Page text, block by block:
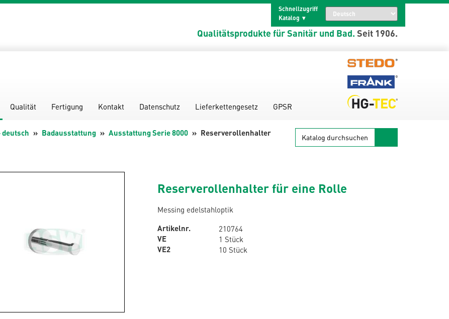
Schnellzugriff
Katalog
Qualitätsprodukte für Sanitär und Bad. Seit 1906.
Qualität Fertigung Kontakt Datenschutz Lieferkettengesetz GPSR
deutsch Badausstattung Ausstattung Serie 8000
Reserverollenhalter
Katalog
durchsuchen
Reserverollenhalter für eine Rolle
Messing edelstahloptik
Artikelnr.
210764
VE
1 Stück
VE2
10 Stück